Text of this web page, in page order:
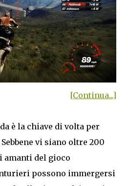
[Continua...]
è la chiave di volta per
vi siano oltre 200
del gioco
possono immergersi